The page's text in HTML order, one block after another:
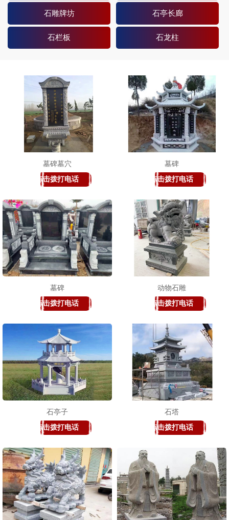
1
石雕牌坊 石亭长廊
石栏板 石龙柱
墓碑墓穴
点击拨打电话
墓碑
点击拨打电话
墓碑
点击拨打电话
动物石雕
点击拨打电话
石亭子
点击拨打电话
石塔
点击拨打电话